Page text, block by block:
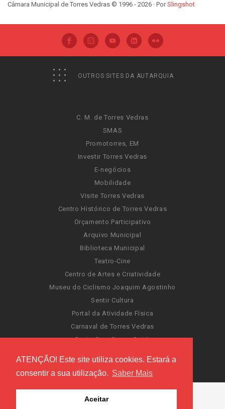
ATENÇÃO! Este site utiliza cookies. Estará a
consentir a sua utilização. Saber Mais
Aceitar
Câmara Municipal de Torres Vedras © 1996 - 2026 · PorSlingshot
OUTROS SITES DA AUTARQUIA
C. M. de Torres Vedras
SMAS
Promotorres, EM
Investir Torres Vedras
E-negócios
Mobilidade
Visite Torres Vedras
Centro Histórico de Torres Vedras
Orçamento Participativo
Arquivo Municipal
Biblioteca Municipal
Teatro-Cine
Centro de Artes e Criatividade
Museu do Ciclismo Joaquim Agostinho
Sentir Cultura
Portal da Atividade Física
Carnaval de Torres Vedras
Santa Cruz Ocean Spirit